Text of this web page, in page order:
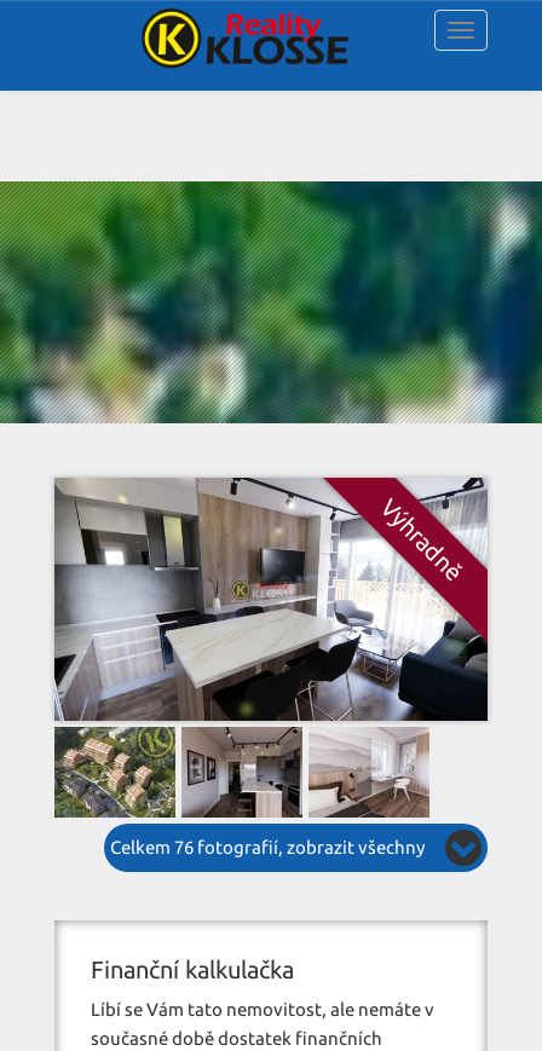
Navigace
Celkem 76 fotografií, zobrazit všechny
Finanční kalkulačka
Líbí se Vám tato nemovitost, ale nemáte v
současné době dostatek finančních